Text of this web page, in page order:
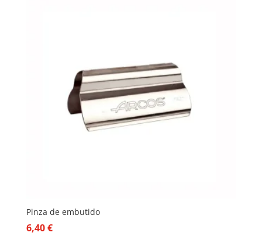
Pinza de embutido
6,40€